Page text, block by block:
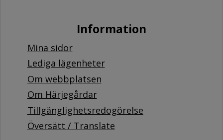
Information
Mina sidor
Lediga lägenheter
Om webbplatsen
Om Härjegårdar
Tillgänglighetsredogörelse
Översätt / Translate